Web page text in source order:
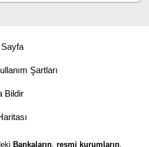
Şartları
Bildir
Bankaların, resmi kurumların,